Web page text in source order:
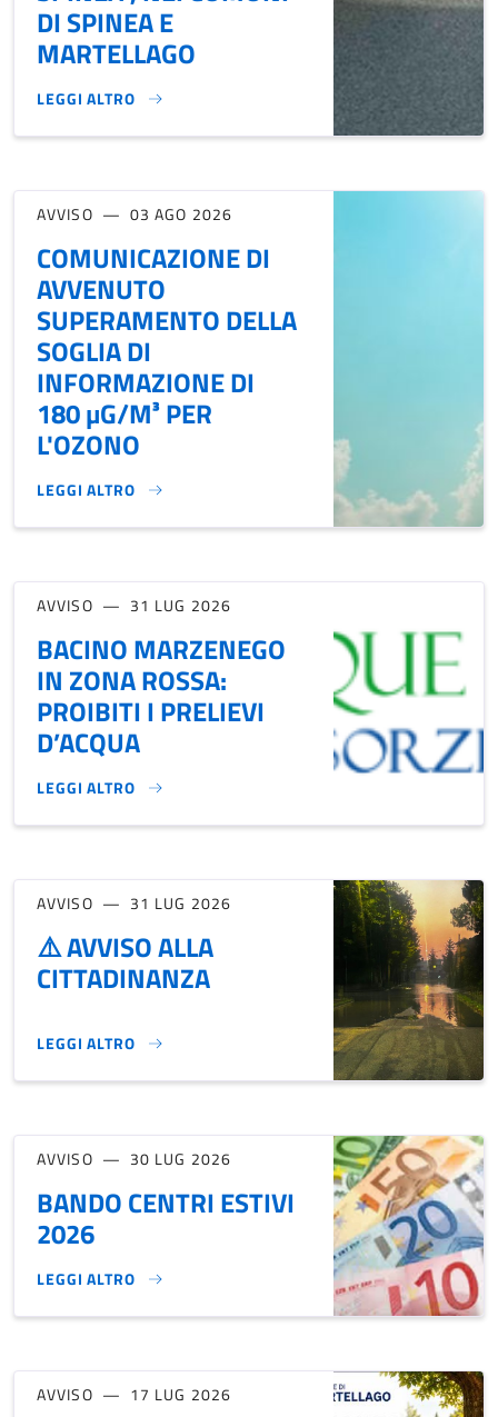
DI SPINEA E
MARTELLAGO
LEGGI ALTRO
ORDINANZA DI ISTITUZIONE DEL LIMITE MASSIMO DI
AVVISO 03 AGO 2026
COMUNICAZIONE DI
AVVENUTO
SUPERAMENTO DELLA
SOGLIA DI
INFORMAZIONE DI
180 µG/M³ PER
L'OZONO
LEGGI ALTRO
COMUNICAZIONE DI AVVENUTO SUPERAMENTO DELLA
AVVISO 31 LUG 2026
BACINO MARZENEGO
IN ZONA ROSSA:
PROIBITI I PRELIEVI
D’ACQUA
LEGGI ALTRO
BACINO MARZENEGO IN ZONA ROSSA: PROIBITI I PRELIEVI
AVVISO 31 LUG 2026
⚠️ AVVISO ALLA
CITTADINANZA
LEGGI ALTRO
⚠️ AVVISO ALLA CITTADINANZA}
AVVISO 30 LUG 2026
BANDO CENTRI ESTIVI
2026
LEGGI ALTRO
BANDO CENTRI ESTIVI 2026}
AVVISO 17 LUG 2026